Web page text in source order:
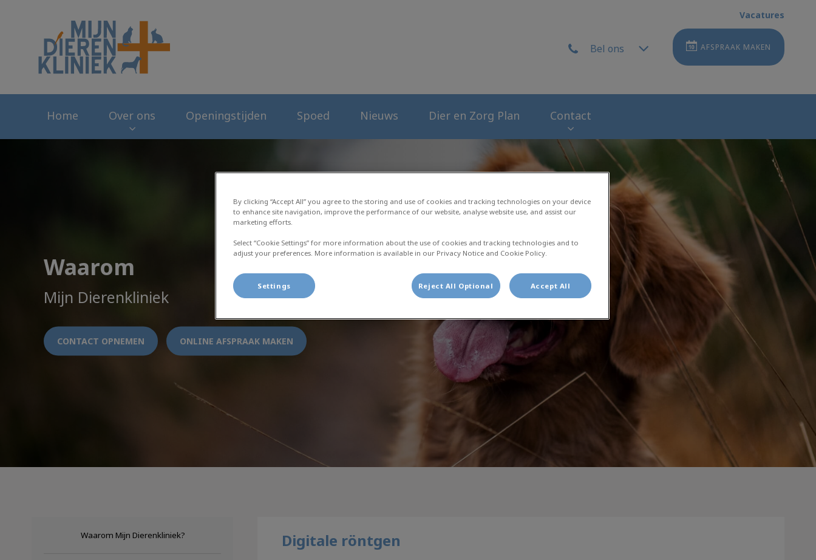
Vacatures
Bel ons AFSPRAAK MAKEN
Home Over ons Openingstijden Spoed Nieuws Dier en Zorg Plan Contact
Waarom
Mijn Dierenkliniek
CONTACT OPNEMEN ONLINE AFSPRAAK MAKEN
Waarom Mijn Dierenkliniek? Digitale röntgen
By clicking “Accept All” you agree to the storing and use of cookies and tracking technologies on your device
to enhance site navigation, improve the performance of our website, analyse website use, and assist our
marketing efforts.
Select “Cookie Settings” for more information about the use of cookies and tracking technologies and to
adjust your preferences. More information is available in our Privacy Notice and Cookie Policy.
Settings Reject All Optional Accept All